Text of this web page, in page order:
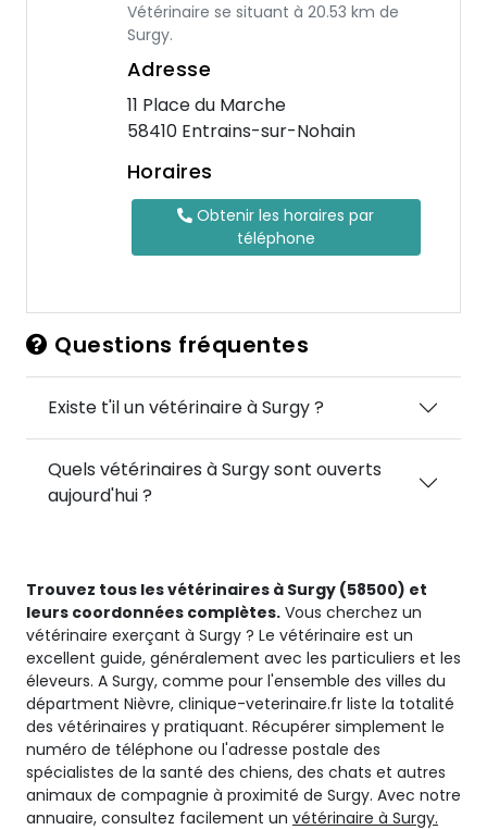
Vétérinaire se situant à 20.53 km de
Surgy.
Adresse
11 Place du Marche
58410 Entrains-sur-Nohain
Horaires
Obtenir les horaires par
téléphone
Questions fréquentes
Existe t'il un vétérinaire à Surgy ?
Quels vétérinaires à Surgy sont ouverts
aujourd'hui ?
Trouvez tous les vétérinaires à Surgy (58500) et
leurs coordonnées complètes. Vous cherchez un
vétérinaire exerçant à Surgy ? Le vétérinaire est un
excellent guide, généralement avec les particuliers et les
éleveurs. A Surgy, comme pour l'ensemble des villes du
départment Nièvre, clinique-veterinaire.fr liste la totalité
des vétérinaires y pratiquant. Récupérer simplement le
numéro de téléphone ou l'adresse postale des
spécialistes de la santé des chiens, des chats et autres
animaux de compagnie à proximité de Surgy. Avec notre
annuaire, consultez facilement un vétérinaire à Surgy.